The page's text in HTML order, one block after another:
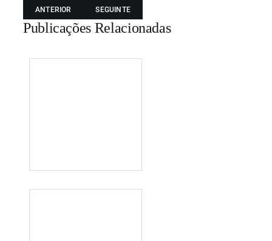
ANTERIOR SEGUINTE
Publicações Relacionadas